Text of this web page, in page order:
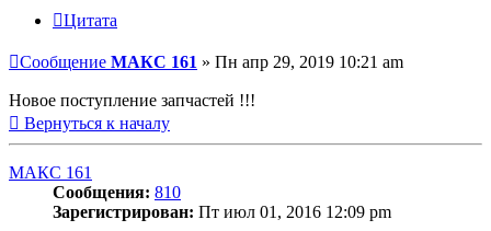
Цитата
Сообщение МАКС 161 » Пн апр 29, 2019 10:21 am
Новое поступление запчастей !!!
Вернуться к началу
МАКС 161
Сообщения: 810
Зарегистрирован: Пт июл 01, 2016 12:09 pm